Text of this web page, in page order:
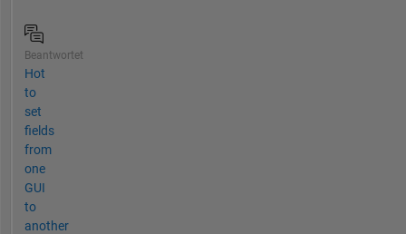
Beantwortet
Hot
to
set
fields
from
one
GUI
to
another